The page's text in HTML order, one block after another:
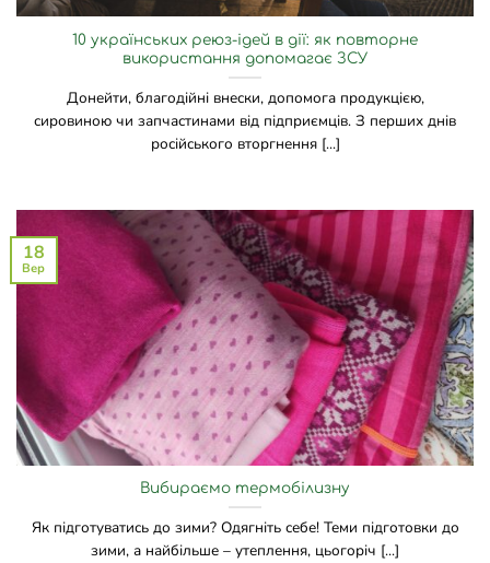
10 українських реюз-ідей в дії: як повторне
використання допомагає ЗСУ
Донейти, благодійні внески, допомога продукцією,
сировиною чи запчастинами від підприємців. З перших днів
російського вторгнення [...]
Вибираємо термобілизну
Як підготуватись до зими? Одягніть себе! Теми підготовки до
зими, а найбільше – утеплення, цьогоріч [...]
18
Вер